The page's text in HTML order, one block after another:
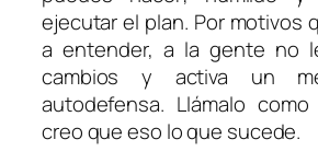
ejecutar el plan. Por motivos
a entender, a la gente no
cambios y activa un
autodefensa. Llámalo
creo que eso lo que sucede.